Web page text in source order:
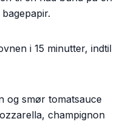
i 15 minutter, indtil
og smør tomatsauce
champignon